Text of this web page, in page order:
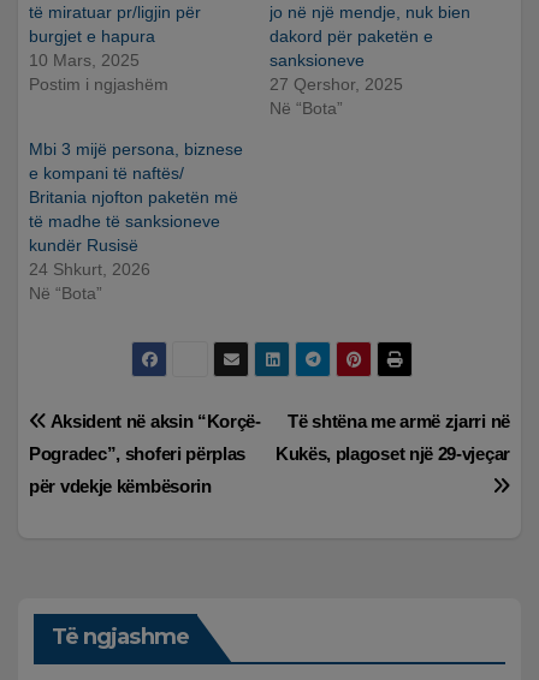
të miratuar pr/ligjin për
burgjet e hapura
10 Mars, 2025
Postim i ngjashëm
jo në një mendje, nuk bien
dakord për paketën e
sanksioneve
27 Qershor, 2025
Në “Bota”
Mbi 3 mijë persona, biznese
e kompani të naftës/
Britania njofton paketën më
të madhe të sanksioneve
kundër Rusisë
24 Shkurt, 2026
Në “Bota”
Lëvizje
te
Të shtëna me armë zjarri në
Kukës, plagoset një 29-vjeçar
Aksident në aksin “Korçë-
Pogradec”, shoferi përplas
për vdekje këmbësorin
Të ngjashme